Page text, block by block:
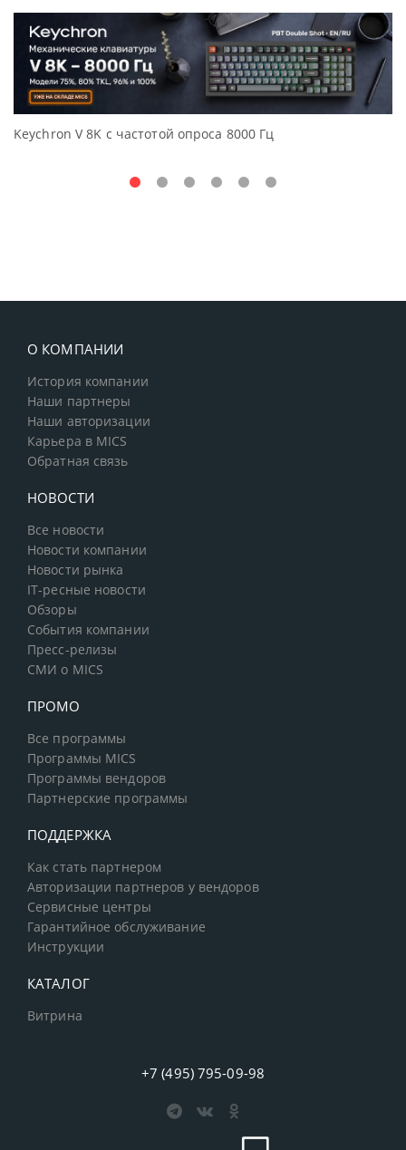
Keychron V 8K с частотой опроса 8000 Гц
О КОМПАНИИ
История компании
Наши партнеры
Наши авторизации
Карьера в MICS
Обратная связь
НОВОСТИ
Все новости
Новости компании
Новости рынка
IT-ресные новости
Обзоры
События компании
Пресс-релизы
СМИ о MICS
ПРОМО
Все программы
Программы MICS
Программы вендоров
Партнерские программы
ПОДДЕРЖКА
Как стать партнером
Авторизации партнеров у вендоров
Сервисные центры
Гарантийное обслуживание
Инструкции
КАТАЛОГ
Витрина
+7 (495) 795-09-98